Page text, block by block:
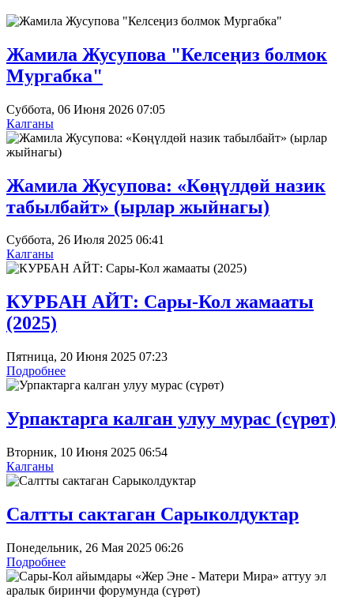
Жамила Жусупова "Келсеңиз болмок
Мургабка"
Суббота, 06 Июня 2026 07:05
Калганы
Жамила Жусупова: «Көңүлдөй назик
табылбайт» (ырлар жыйнагы)
Суббота, 26 Июля 2025 06:41
Калганы
КУРБАН АЙТ: Сары-Кол жамааты
(2025)
Пятница, 20 Июня 2025 07:23
Подробнее
Урпактарга калган улуу мурас (сүрөт)
Вторник, 10 Июня 2025 06:54
Калганы
Салтты сактаган Cарыколдуктар
Понедельник, 26 Мая 2025 06:26
Подробнее